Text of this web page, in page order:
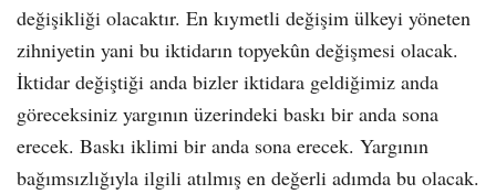
değişikliği olacaktır. En kıymetli değişim ülkeyi yöneten
zihniyetin yani bu iktidarın topyekûn değişmesi olacak.
İktidar değiştiği anda bizler iktidara geldiğimiz anda
göreceksiniz yargının üzerindeki baskı bir anda sona
erecek. Baskı iklimi bir anda sona erecek. Yargının
bağımsızlığıyla ilgili atılmış en değerli adımda bu olacak.